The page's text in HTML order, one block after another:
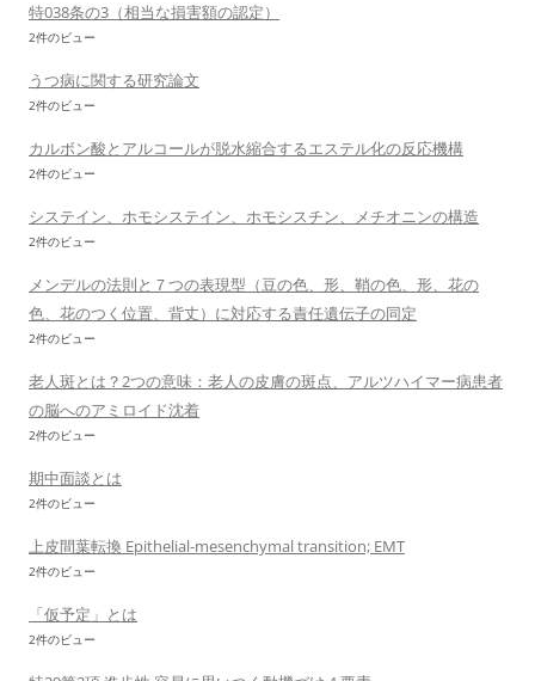
特038条の3（相当な損害額の認定）
2件のビュー
うつ病に関する研究論文
2件のビュー
カルボン酸とアルコールが脱水縮合するエステル化の反応機構
2件のビュー
システイン、ホモシステイン、ホモシスチン、メチオニンの構造
2件のビュー
メンデルの法則と７つの表現型（豆の色、形、鞘の色、形、花の
色、花のつく位置、背丈）に対応する責任遺伝子の同定
2件のビュー
老人斑とは？2つの意味：老人の皮膚の斑点、アルツハイマー病患者
の脳へのアミロイド沈着
2件のビュー
期中面談とは
2件のビュー
上皮間葉転換 Epithelial-mesenchymal transition; EMT
2件のビュー
「仮予定」とは
2件のビュー